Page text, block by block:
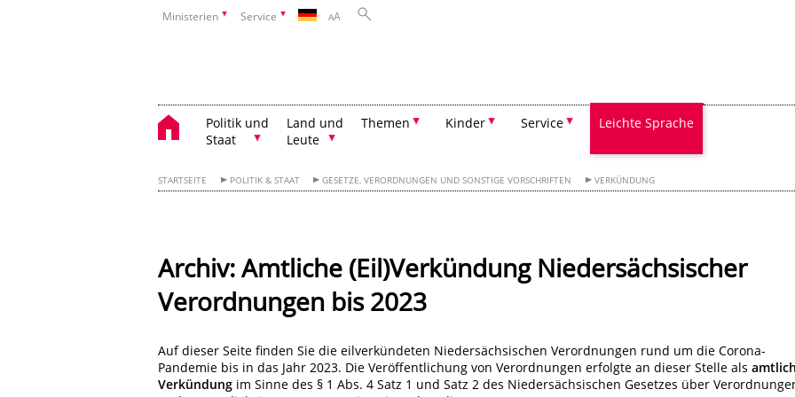
Ministerien Service AA
Politik und
Staat
Land und
Leute
Themen Kinder Service Leichte Sprache
STARTSEITE POLITIK & STAAT GESETZE, VERORDNUNGEN UND SONSTIGE VORSCHRIFTEN VERKÜNDUNG
Archiv: Amtliche (Eil)Verkündung Niedersächsischer
Verordnungen bis 2023
Auf dieser Seite finden Sie die eilverkündeten Niedersächsischen Verordnungen rund um die Corona-
Pandemie bis in das Jahr 2023. Die Veröffentlichung von Verordnungen erfolgte an dieser Stelle als
Verkündung im Sinne des § 1 Abs. 4 Satz 1 und Satz 2 des Niedersächsischen Gesetzes über